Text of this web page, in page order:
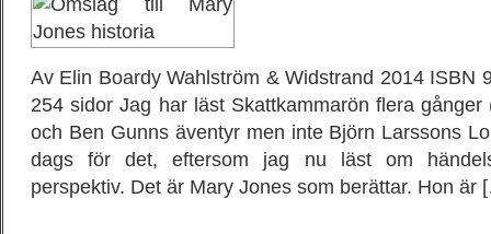
Av Elin Boardy Wahlström & Widstrand 2014 ISBN
254 sidor Jag har läst Skattkammarön flera
och Ben Gunns äventyr men inte Björn Larssons
dags för det, eftersom jag nu läst om
perspektiv. Det är Mary Jones som berättar. Hon är